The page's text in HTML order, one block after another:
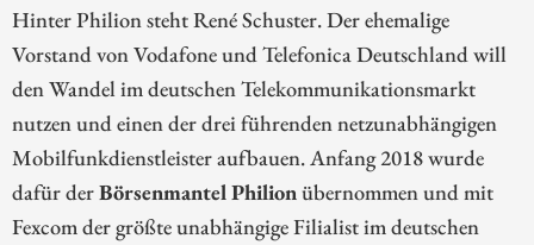
Hinter Philion steht René Schuster. Der ehemalige
Vorstand von Vodafone und Telefonica Deutschland will
den Wandel im deutschen Telekommunikationsmarkt
nutzen und einen der drei führenden netzunabhängigen
Mobilfunkdienstleister aufbauen. Anfang 2018 wurde
dafür derBörsenmantel Philionübernommen und mit
Fexcom der größte unabhängige Filialist im deutschen